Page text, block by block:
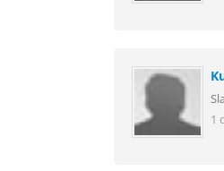
Sla
1